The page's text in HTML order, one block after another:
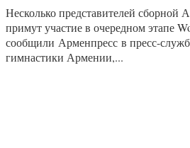
Несколько представителей сборной
примут участие в очередном этапе
сообщили Арменпресс в пресс-
гимнастики Армении,...